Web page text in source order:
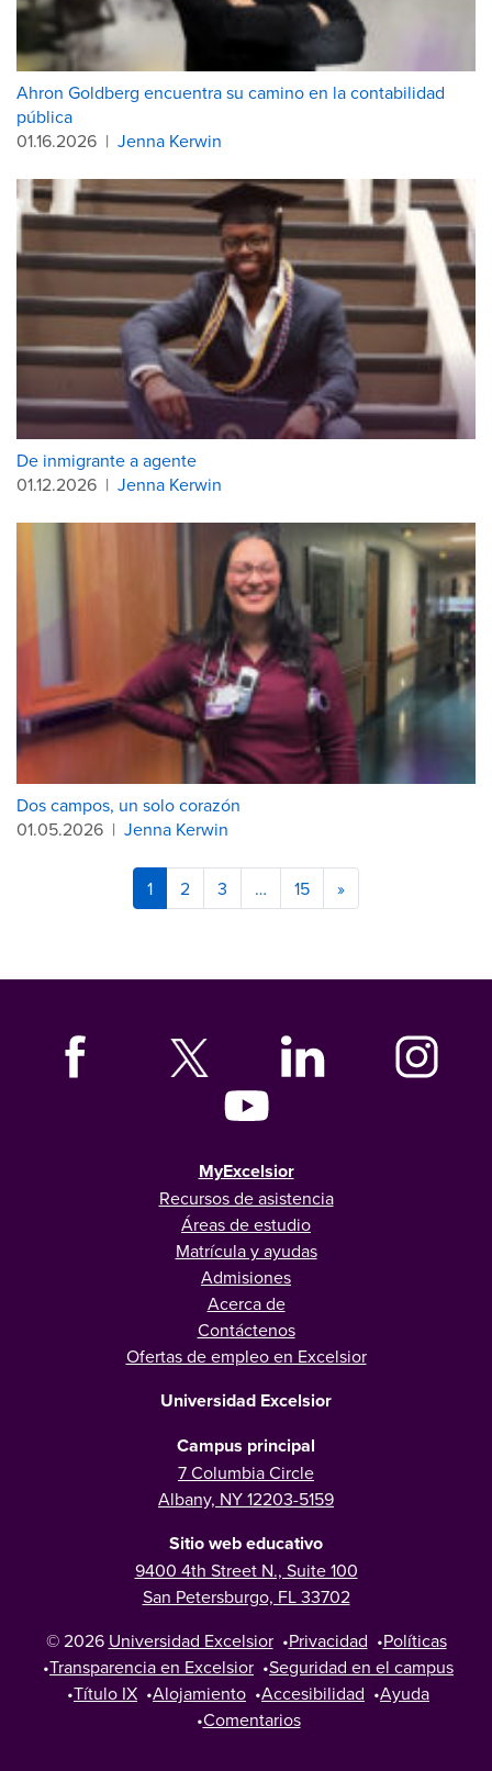
Ahron Goldberg encuentra su camino en la contabilidad
pública
01.16.2026 | Jenna Kerwin
De inmigrante a agente
01.12.2026 | Jenna Kerwin
Dos campos, un solo corazón
01.05.2026 | Jenna Kerwin
1 2 3 … 15 »
MyExcelsior
Recursos de asistencia
Áreas de estudio
Matrícula y ayudas
Admisiones
Acerca de
Contáctenos
Ofertas de empleo en Excelsior
Universidad Excelsior
Campus principal
7 Columbia Circle
Albany, NY 12203-5159
Sitio web educativo
9400 4th Street N., Suite 100
San Petersburgo, FL 33702
© 2026 Universidad Excelsior •Privacidad •Políticas
•Transparencia en Excelsior •Seguridad en el campus
•Título IX •Alojamiento •Accesibilidad •Ayuda
•Comentarios